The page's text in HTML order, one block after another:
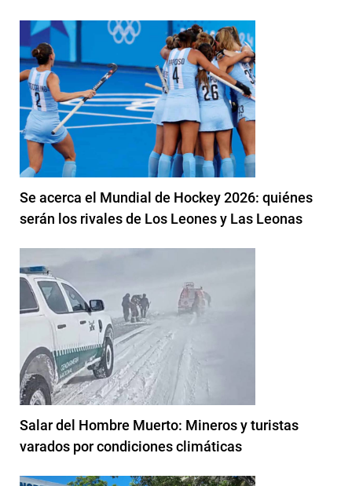
Se acerca el Mundial de Hockey 2026: quiénes
serán los rivales de Los Leones y Las Leonas
Salar del Hombre Muerto: Mineros y turistas
varados por condiciones climáticas